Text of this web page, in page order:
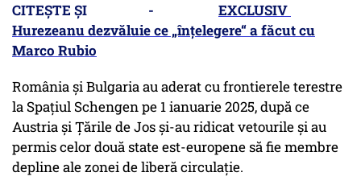
CITEȘTE ȘI - EXCLUSIV
Hurezeanu dezvăluie ce „înțelegere“ a făcut cu
Marco Rubio
România și Bulgaria au aderat cu frontierele terestre
la Spațiul Schengen pe 1 ianuarie 2025, după ce
Austria și Țările de Jos și-au ridicat vetourile și au
permis celor două state est-europene să fie membre
depline ale zonei de liberă circulație.